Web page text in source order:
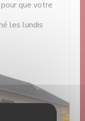
que votre
les lundis